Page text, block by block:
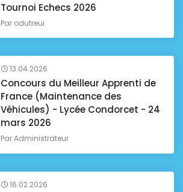
Tournoi Echecs 2026
Par odutreui
13.04.2026
Concours du Meilleur Apprenti de
France (Maintenance des
Véhicules) - Lycée Condorcet - 24
mars 2026
ParAdministrateur
16.02.2026